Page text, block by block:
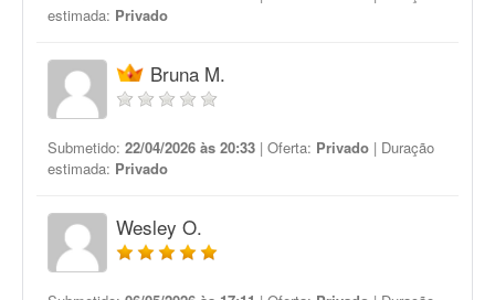
estimada: Privado
Bruna M.
Submetido: 22/04/2026 às 20:33 | Oferta: Privado | Duração
estimada: Privado
Wesley O.